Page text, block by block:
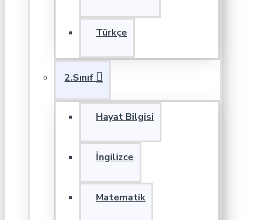
Türkçe
2.Sınıf
Hayat Bilgisi
İngilizce
Matematik